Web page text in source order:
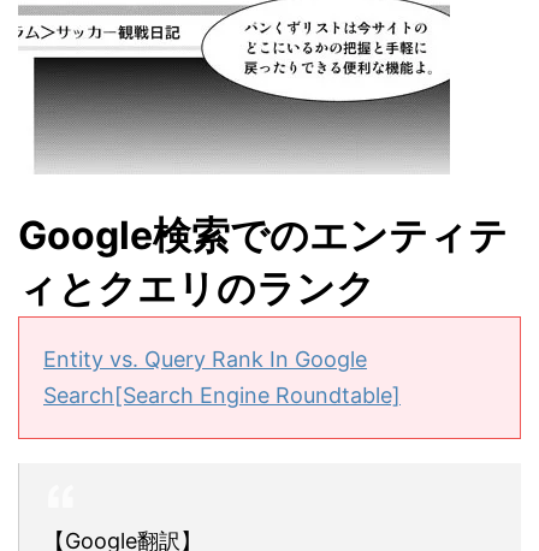
Google検索でのエンティテ
ィとクエリのランク
Entity vs. Query Rank In Google
Search[Search Engine Roundtable]
【Google翻訳】